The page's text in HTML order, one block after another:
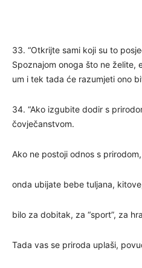
33. “Otkrijte sami koji su to
Spoznajom onoga što ne želite,
um i tek tada će razumjeti ono
34. “Ako izgubite dodir s
čovječanstvom.
Ako ne postoji odnos s
onda ubijate bebe tuljana,
bilo za dobitak, za “sport”, za
Tada vas se priroda uplaši,